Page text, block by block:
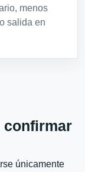
menos
salida en
confirmar
únicamente